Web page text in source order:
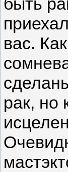
вас.
рак, но